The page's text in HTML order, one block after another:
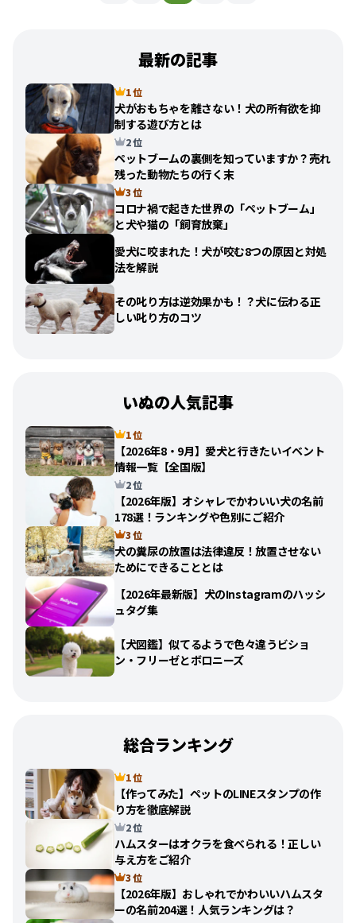
最新の記事
1 位
犬がおもちゃを離さない！犬の所有欲を抑
制する遊び方とは
2 位
ペットブームの裏側を知っていますか？売れ
残った動物たちの行く末
3 位
コロナ禍で起きた世界の「ペットブーム」
と犬や猫の「飼育放棄」
愛犬に咬まれた！犬が咬む8つの原因と対処
法を解説
その叱り方は逆効果かも！？犬に伝わる正
しい叱り方のコツ
いぬの人気記事
1 位
【2026年8・9月】愛犬と行きたいイベント
情報一覧【全国版】
2 位
【2026年版】オシャレでかわいい犬の名前
178選！ランキングや色別にご紹介
3 位
犬の糞尿の放置は法律違反！放置させない
ためにできることとは
【2026年最新版】犬のInstagramのハッシ
ュタグ集
【犬図鑑】似てるようで色々違うビショ
ン・フリーゼとボロニーズ
総合ランキング
1 位
【作ってみた】ペットのLINEスタンプの作
り方を徹底解説
2 位
ハムスターはオクラを食べられる！正しい
与え方をご紹介
3 位
【2026年版】おしゃれでかわいいハムスタ
ーの名前204選！人気ランキングは？